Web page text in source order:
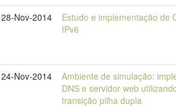
28-Nov-2014
Estudo e implementação de
IPv6
24-Nov-2014
Ambiente de simulação:
DNS e servidor web
transição pilha dupla